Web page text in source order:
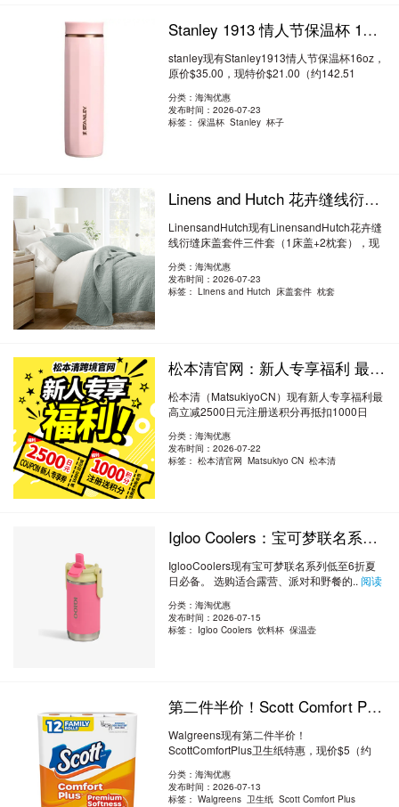
Stanley 1913 情人节保温杯 16oz 6折 $21（约142.51元）
stanley现有Stanley1913情人节保温杯16oz，
原价$35.00，现特价$21.00（约142.51
分类：海淘优惠
发布时间：2026-07-23
标签：保温杯 Stanley 杯子
Linens and Hutch 花卉缝线衍缝床盖套件三件套（1床盖+2枕套） $127（约861.85元）
LinensandHutch现有LinensandHutch花卉缝
线衍缝床盖套件三件套（1床盖+2枕套），现
分类：海淘优惠
发布时间：2026-07-23
标签：Linens and Hutch 床盖套件 枕套
松本清官网：新人专享福利 最高立减2500日元 注册送积分 再抵扣1000日元
松本清（MatsukiyoCN）现有新人专享福利最
高立减2500日元注册送积分再抵扣1000日
分类：海淘优惠
发布时间：2026-07-22
标签：松本清官网 Matsukiyo CN 松本清
Igloo Coolers：宝可梦联名系列低至 6 折 夏日必备
IglooCoolers现有宝可梦联名系列低至6折夏
日必备。 选购适合露营、派对和野餐的..阅读
分类：海淘优惠
发布时间：2026-07-15
标签： Igloo Coolers 饮料杯 保温壶
第二件半价！Scott Comfort Plus卫生纸特惠 $5（约33.98元）
Walgreens现有第二件半价！
ScottComfortPlus卫生纸特惠，现价$5（约
分类：海淘优惠
发布时间：2026-07-13
标签：Walgreens 卫生纸 Scott Comfort Plus